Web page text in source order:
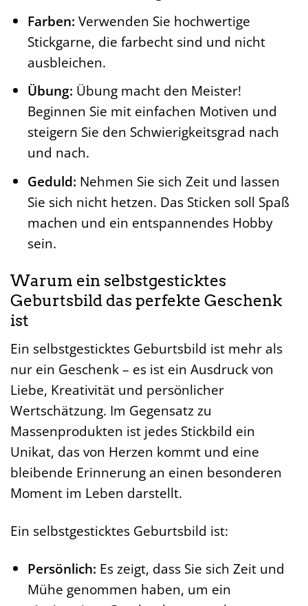
Farben: Verwenden Sie hochwertige
Stickgarne, die farbecht sind und nicht
ausbleichen.
Übung: Übung macht den Meister!
Beginnen Sie mit einfachen Motiven und
steigern Sie den Schwierigkeitsgrad nach
und nach.
Geduld: Nehmen Sie sich Zeit und lassen
Sie sich nicht hetzen. Das Sticken soll Spaß
machen und ein entspannendes Hobby
sein.
Warum ein selbstgesticktes
Geburtsbild das perfekte Geschenk
ist
Ein selbstgesticktes Geburtsbild ist mehr als
nur ein Geschenk – es ist ein Ausdruck von
Liebe, Kreativität und persönlicher
Wertschätzung. Im Gegensatz zu
Massenprodukten ist jedes Stickbild ein
Unikat, das von Herzen kommt und eine
bleibende Erinnerung an einen besonderen
Moment im Leben darstellt.
Ein selbstgesticktes Geburtsbild ist:
Persönlich: Es zeigt, dass Sie sich Zeit und
Mühe genommen haben, um ein